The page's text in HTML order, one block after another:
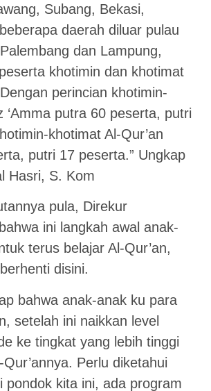
Subang, Bekasi,
daerah diluar pulau
dan Lampung,
khotimin dan khotimat
perincian khotimin-
‘Amma putra 60 peserta, putri
khotimat Al-Qur’an
putri 17 peserta.” Ungkap
Hasri, S. Kom
pula, Direkur
ini langkah awal anak-
terus belajar Al-Qur’an,
disini.
bahwa anak-anak ku para
setelah ini naikkan level
ke tingkat yang lebih tinggi
Perlu diketahui
pondok kita ini, ada program